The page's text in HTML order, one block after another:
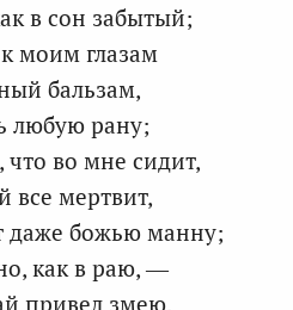
в сон забытый;
моим глазам
бальзам,
любую рану;
во мне сидит,
все мертвит,
даже божью манну;
как в раю, —
привел змею.